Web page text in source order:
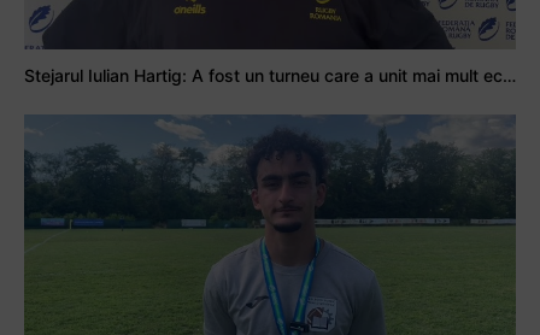
Stejarul Iulian Hartig: A fost un turneu care a unit mai mult echipa